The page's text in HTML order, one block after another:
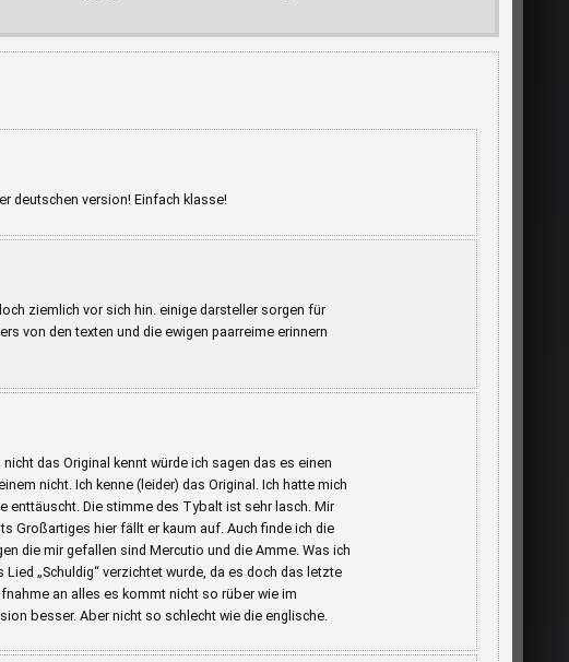
deutschen version! Einfach klasse!
ziemlich vor sich hin. einige darsteller sorgen für
von den texten und die ewigen paarreime erinnern
das Original kennt würde ich sagen das es einen
nicht. Ich kenne (leider) das Original. Ich hatte mich
enttäuscht. Die stimme des Tybalt ist sehr lasch. Mir
Großartiges hier fällt er kaum auf. Auch finde ich die
die mir gefallen sind Mercutio und die Amme. Was ich
„Schuldig“ verzichtet wurde, da es doch das letzte
an alles es kommt nicht so rüber wie im
besser. Aber nicht so schlecht wie die englische.